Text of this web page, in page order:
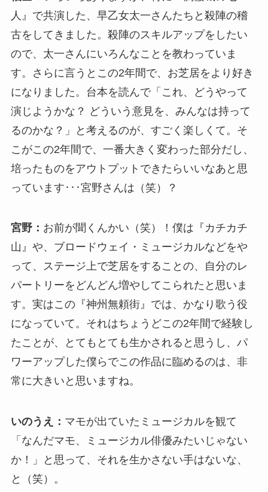
人』で共演した、早乙女太一さんたちと殺陣の稽
古をしてきました。殺陣のスキルアップをしたい
ので、太一さんにいろんなことを教わっていま
す。さらに言うとこの2年間で、お芝居をより好き
になりました。台本を読んで「これ、どうやって
演じようかな？ どういう意見を、みんなは持って
るのかな？」と考えるのが、すごく楽しくて。そ
こがこの2年間で、一番大きく変わった部分だし、
培ったものをアウトプットできたらいいなあと思
っています･･･宮野さんは（笑）？
宮野： お前が聞くんかい（笑）！僕は『カチカチ
山』や、ブロードウェイ・ミュージカルなどをや
って、ステージ上で芝居をすることの、自分のレ
パートリーをどんどん増やしてこられたと思いま
す。実はこの『神州無頼街』では、かなり歌う役
になっていて。それはちょうどこの2年間で経験し
たことが、とてもとても生かされると思うし、パ
ワーアップした僕らでこの作品に臨めるのは、非
常に大きいと思いますね。
いのうえ： マモが出ていたミュージカルを観て
「なんだマモ、ミュージカル俳優みたいじゃない
か！」と思って、それを生かさない手はないな、
と（笑）。